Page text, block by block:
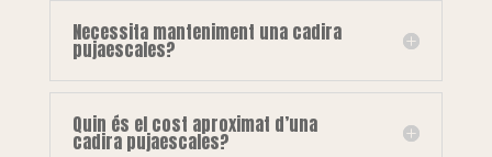
Necessita manteniment una cadira
pujaescales?
Quin és el cost aproximat d’una
cadira pujaescales?